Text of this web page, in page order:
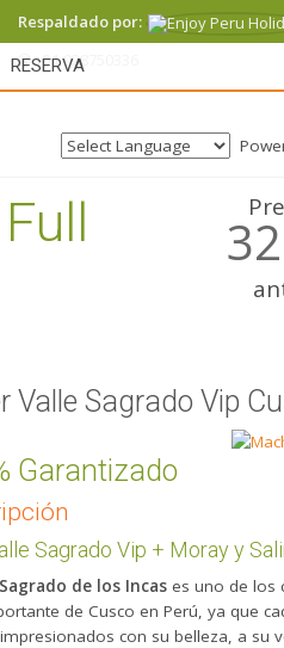
Respaldado por:
+51 928750336
RESERVA
Valle Sagrado Vip
Garantizado
Sagrado Vip + Moray y
de los Incases uno de los
de Cusco en Perú, ya que
con su belleza, a su